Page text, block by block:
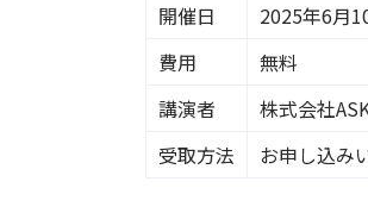
開催日
2025年6月
費用
無料
講演者
株式会社
受取方法
お申し込み